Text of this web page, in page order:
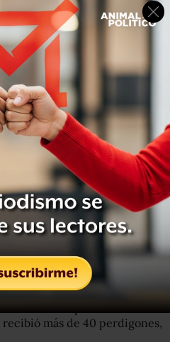
humeantes en
al centro de la
destrozados impedían un
baleada en el tóraxmientras
de familiares, informó
y su estado es
lesionados.
los más delicados son un
ocular producto de una
más de 40 perdigones,